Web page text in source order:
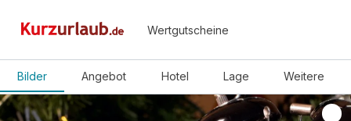
Wertgutscheine
Bilder Angebot Hotel Lage Weitere